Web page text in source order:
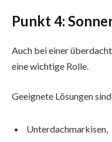
Punkt 4:
Auch bei einer
eine wichtige Rolle.
Geeignete Lösungen
Unterdachmarkisen,